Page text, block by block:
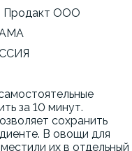
ООО
за 10 минут.
сохранить
В овощи для
их в отдельный